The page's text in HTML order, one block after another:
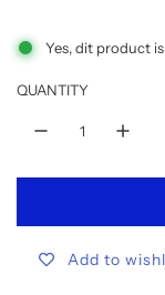
a
p
r
Yes, dit product
QUANTITY
Add to